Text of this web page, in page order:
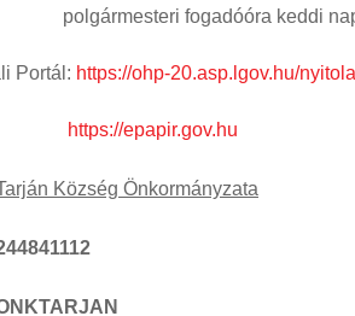
keddi napokon
Portál: https://ohp-20.asp.lgov.hu/
https://epapir.gov.hu
Község Önkormányzata